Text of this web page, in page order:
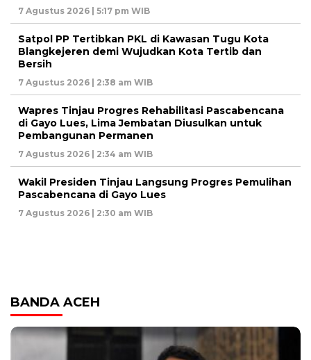
7 Agustus 2026 | 5:17 pm WIB
Satpol PP Tertibkan PKL di Kawasan Tugu Kota
Blangkejeren demi Wujudkan Kota Tertib dan
Bersih
7 Agustus 2026 | 2:38 am WIB
Wapres Tinjau Progres Rehabilitasi Pascabencana
di Gayo Lues, Lima Jembatan Diusulkan untuk
Pembangunan Permanen
7 Agustus 2026 | 2:34 am WIB
Wakil Presiden Tinjau Langsung Progres Pemulihan
Pascabencana di Gayo Lues
7 Agustus 2026 | 2:30 am WIB
BANDA ACEH